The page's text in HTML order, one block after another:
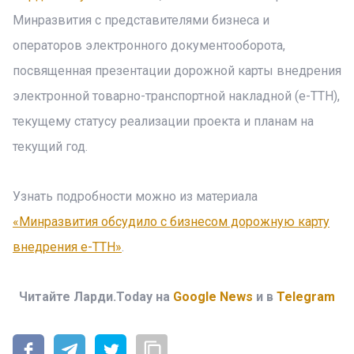
Минразвития с представителями бизнеса и
операторов электронного документооборота,
посвященная презентации дорожной карты внедрения
электронной товарно-транспортной накладной (е-ТТН),
текущему статусу реализации проекта и планам на
текущий год.
Узнать подробности можно из материала
«Минразвития обсудило с бизнесом дорожную карту
внедрения е-ТТН».
Читайте Ларди.Today на Google News и в Telegram